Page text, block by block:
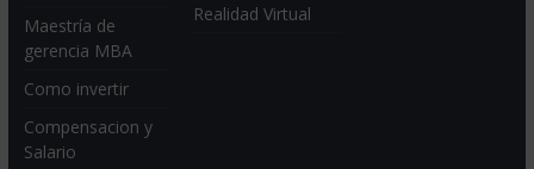
Maestría de
gerencia MBA
Como invertir
Compensacion y
Salario
Realidad Virtual